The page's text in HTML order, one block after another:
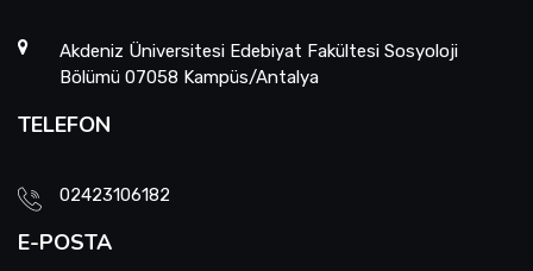
Akdeniz Üniversitesi Edebiyat Fakültesi Sosyoloji
Bölümü 07058 Kampüs/Antalya
TELEFON
02423106182
E-POSTA